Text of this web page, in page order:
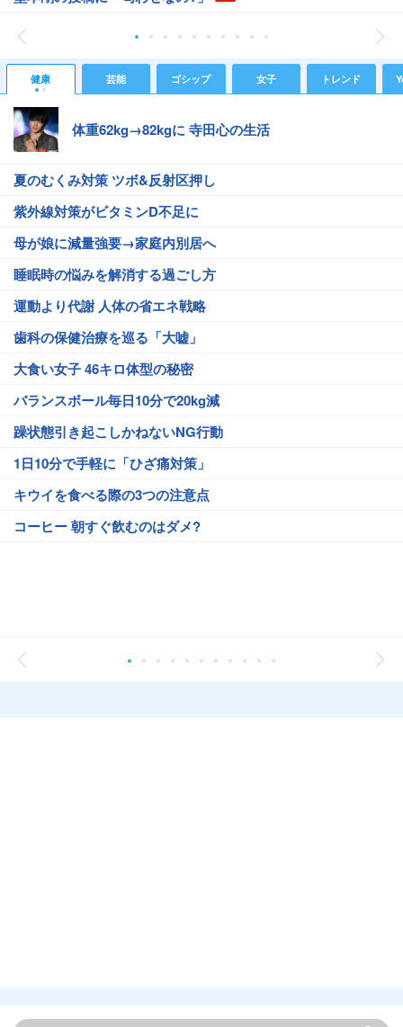
健康 芸能 ゴシップ 女子 トレンド
体重62kg→82kgに 寺田心の生活
夏のむくみ対策 ツボ&反射区押し
紫外線対策がビタミンD不足に
母が娘に減量強要→家庭内別居へ
睡眠時の悩みを解消する過ごし方
運動より代謝 人体の省エネ戦略
歯科の保健治療を巡る「大嘘」
大食い女子 46キロ体型の秘密
バランスボール毎日10分で20kg減
躁状態引き起こしかねないNG行動
1日10分で手軽に「ひざ痛対策」
キウイを食べる際の3つの注意点
コーヒー 朝すぐ飲むのはダメ?